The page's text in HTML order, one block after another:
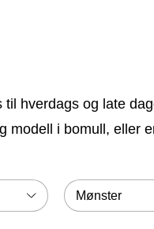
hverdags og late
i bomull, eller
Mønster